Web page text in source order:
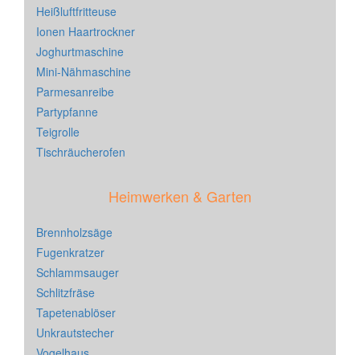
Heißluftfritteuse
Ionen Haartrockner
Joghurtmaschine
Mini-Nähmaschine
Parmesanreibe
Partypfanne
Teigrolle
Tischräucherofen
Heimwerken & Garten
Brennholzsäge
Fugenkratzer
Schlammsauger
Schlitzfräse
Tapetenablöser
Unkrautstecher